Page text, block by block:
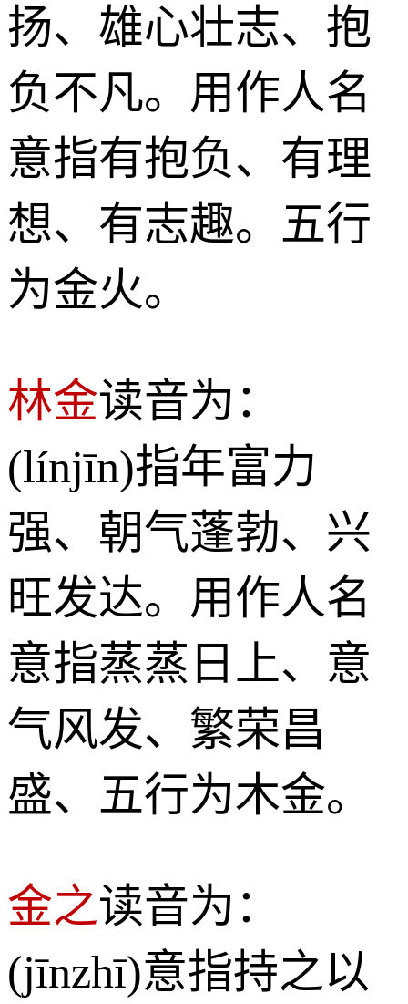
扬、雄心壮志、抱
负不凡。用作人名
意指有抱负、有理
想、有志趣。五行
为金火。
林金读音为：
(línjīn)指年富力
强、朝气蓬勃、兴
旺发达。用作人名
意指蒸蒸日上、意
气风发、繁荣昌
盛、五行为木金。
金之读音为：
(jīnzhī)意指持之以